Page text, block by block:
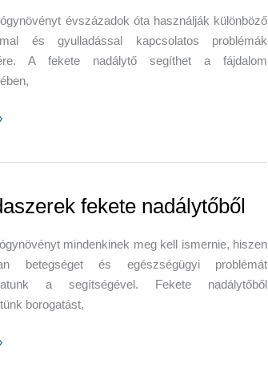
évszázadok óta használják különböző
és gyulladással kapcsolatos problémák
A fekete nadálytő segíthet a fájdalom
fekete nadálytőből
mindenkinek meg kell ismernie, hiszen
betegséget és egészségügyi problémát
a segítségével. Fekete nadálytőből
borogatást,